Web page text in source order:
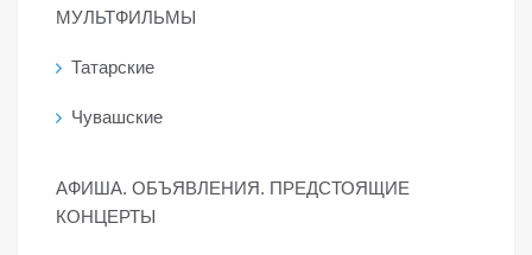
МУЛЬТФИЛЬМЫ
Татарские
Чувашские
АФИША. ОБЪЯВЛЕНИЯ. ПРЕДСТОЯЩИЕ
КОНЦЕРТЫ